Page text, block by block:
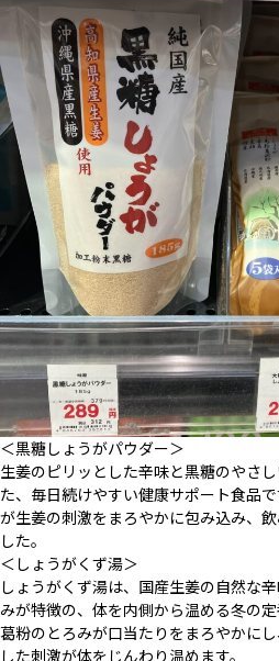
＜黒糖しょうがパウダー＞
生姜のピリッとした辛味と黒糖のやさ
た、毎日続けやすい健康サポート食品
が生姜の刺激をまろやかに包み込み、
した。
＜しょうがくず湯＞
しょうがくず湯は、国産生姜の自然な
みが特徴の、体を内側から温める冬の定
葛粉のとろみが口当たりをまろやかに
した刺激が体をじんわり温めます。